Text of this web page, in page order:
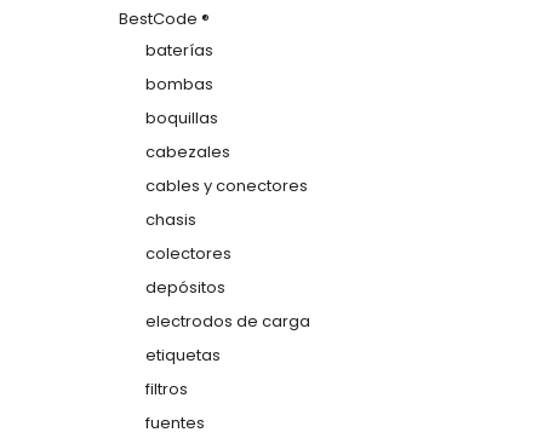
BestCode ®
baterías
bombas
boquillas
cabezales
cables y conectores
chasis
colectores
depósitos
electrodos de carga
etiquetas
filtros
fuentes